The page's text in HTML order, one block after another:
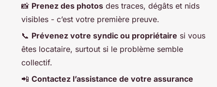
📸 Prenez des photos des traces, dégâts et nids
visibles - c’est votre première preuve.
📞 Prévenez votre syndic ou propriétaire si vous
êtes locataire, surtout si le problème semble
collectif.
📲 Contactez l’assistance de votre assurance